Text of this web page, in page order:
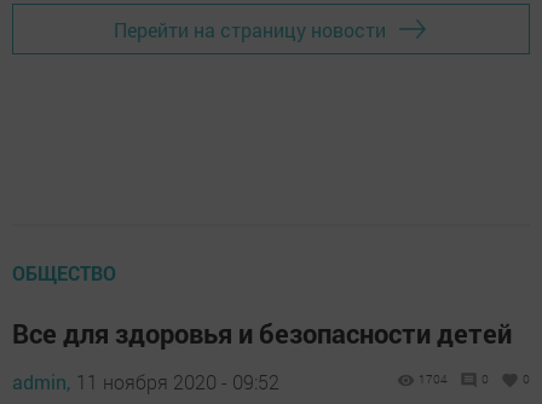
Перейти на страницу новости
ОБЩЕСТВО
Все для здоровья и безопасности детей
admin, 11 ноября 2020 - 09:52 1704 0 0